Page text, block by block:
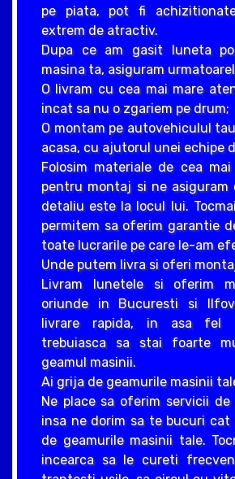
pe piata, pot fi
extrem de atractiv.
Dupa ce am gasit luneta
masina ta, asiguram
O livram cu cea mai mare
incat sa nu o zgariem pe drum;
O montam pe autovehiculul
acasa, cu ajutorul unei echipe
Folosim materiale de cea
pentru montaj si ne asiguram
detaliu este la locul lui.
permitem sa oferim garantie
toate lucrarile pe care le-am
Unde putem livra si oferi
Livram lunetele si oferim
oriunde in Bucuresti si
livrare rapida, in asa fel
trebuiasca sa stai foarte
geamul masinii.
Ai grija de geamurile masinii
Ne place sa oferim servicii
insa ne dorim sa te bucuri
de geamurile masinii tale.
incearca sa le cureti